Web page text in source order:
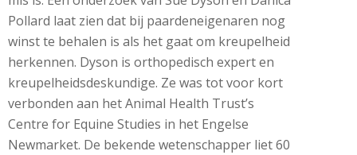
Pollard laat zien dat bij paardeneigenaren nog
winst te behalen is als het gaat om kreupelheid
herkennen. Dyson is orthopedisch expert en
kreupelheidsdeskundige. Ze was tot voor kort
verbonden aan het Animal Health Trust’s
Centre for Equine Studies in het Engelse
Newmarket. De bekende wetenschapper liet 60